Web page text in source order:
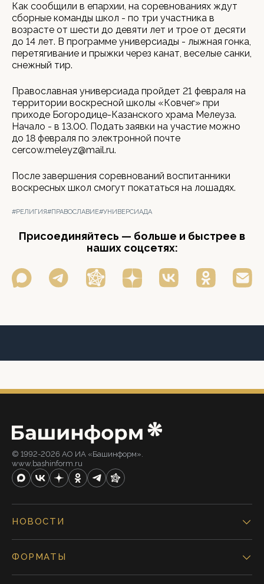
Как сообщили в епархии, на соревнованиях ждут
сборные команды школ - по три участника в
возрасте от шести до девяти лет и трое от десяти
до 14 лет. В программе универсиады - лыжная гонка,
перетягивание и прыжки через канат, веселые санки,
снежный тир.
Православная универсиада пройдет 21 февраля на
территории воскресной школы «Ковчег» при
приходе Богородице-Казанского храма Мелеуза.
Начало - в 13.00. Подать заявки на участие можно
до 18 февраля по электронной почте
cercow.meleyz@mail.ru.
После завершения соревнований воспитанники
воскресных школ смогут покататься на лошадях.
#РЕЛИГИЯ#ПРАВОСЛАВИЕ#УНИВЕРСИАДА
Присоединяйтесь — больше и быстрее в
наших соцсетях:
© 1992-2026 АО ИА «Башинформ».
www.bashinform.ru
НОВОСТИ
ФОРМАТЫ